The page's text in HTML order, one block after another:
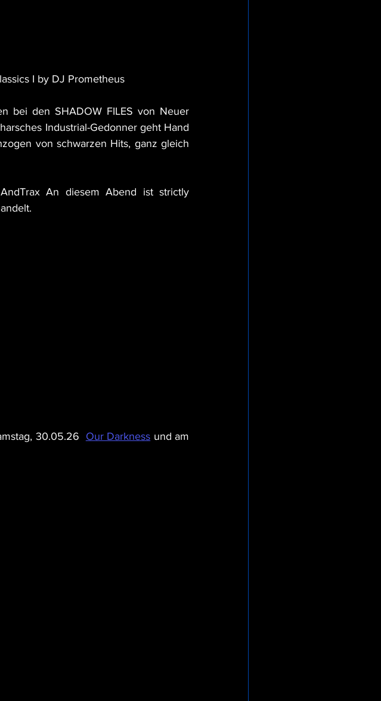
I by DJ Prometheus
bei den SHADOW FILES von Neuer
Industrial-Gedonner geht Hand
von schwarzen Hits, ganz gleich
An diesem Abend ist strictly
30.05.26 Our Darkness und am